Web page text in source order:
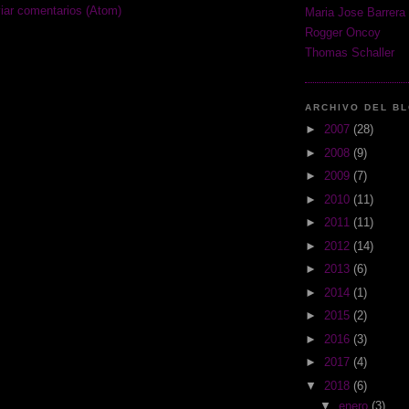
comentarios (Atom)
Maria Jose Barrera
Rogger Oncoy
Thomas Schaller
ARCHIVO DEL
► 2007 (28)
► 2008 (9)
► 2009 (7)
► 2010 (11)
► 2011 (11)
► 2012 (14)
► 2013 (6)
► 2014 (1)
► 2015 (2)
► 2016 (3)
► 2017 (4)
▼ 2018 (6)
▼ enero (3)